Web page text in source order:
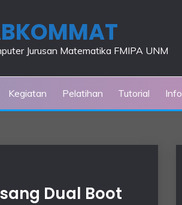
Jurusan Matematika FMIPA UNM
Kegiatan Pelatihan Tutorial Info
Dual Boot